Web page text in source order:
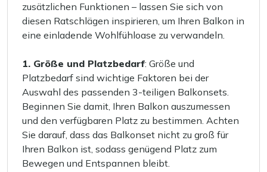
zusätzlichen Funktionen – lassen Sie sich von
diesen Ratschlägen inspirieren, um Ihren Balkon in
eine einladende Wohlfühloase zu verwandeln.
1. Größe und Platzbedarf: Größe und
Platzbedarf sind wichtige Faktoren bei der
Auswahl des passenden 3-teiligen Balkonsets.
Beginnen Sie damit, Ihren Balkon auszumessen
und den verfügbaren Platz zu bestimmen. Achten
Sie darauf, dass das Balkonset nicht zu groß für
Ihren Balkon ist, sodass genügend Platz zum
Bewegen und Entspannen bleibt.